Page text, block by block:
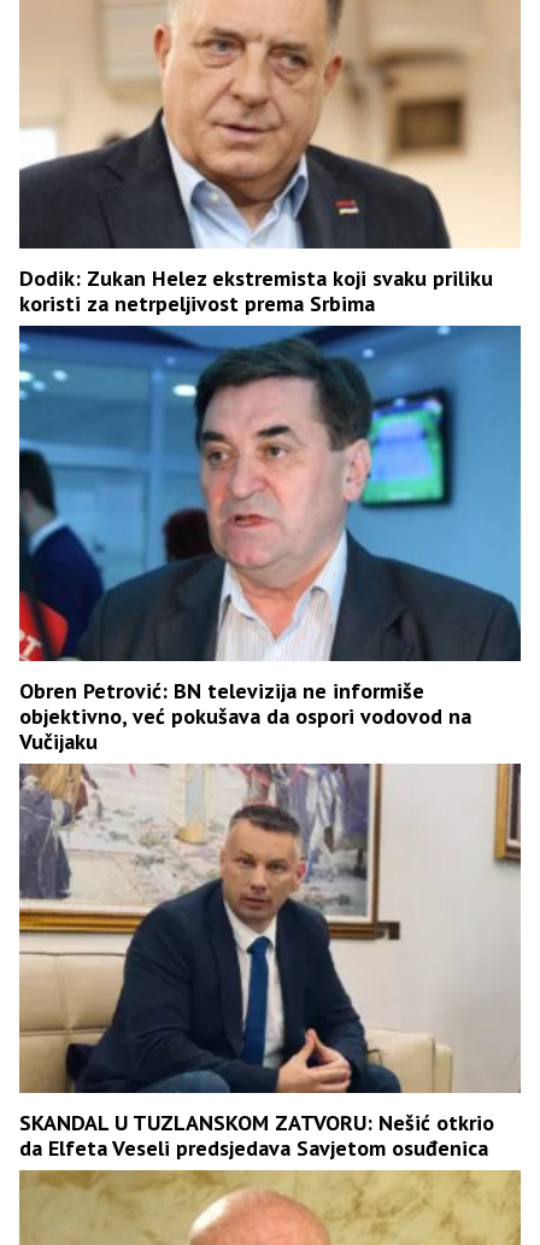
Dodik: Zukan Helez ekstremista koji svaku priliku
koristi za netrpeljivost prema Srbima
Obren Petrović: BN televizija ne informiše
objektivno, već pokušava da ospori vodovod na
Vučijaku
SKANDAL U TUZLANSKOM ZATVORU: Nešić otkrio
da Elfeta Veseli predsjedava Savjetom osuđenica